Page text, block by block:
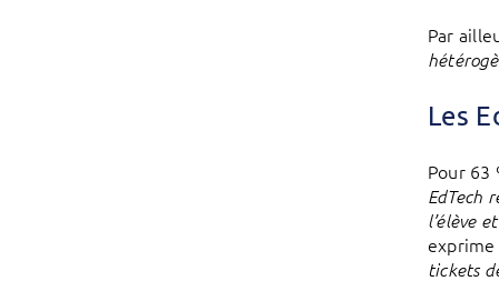
Par
Les
Pour 63
EdTech
l’élève
tickets